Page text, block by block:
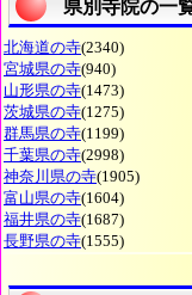
県別寺院の一
北海道の寺(2340)
宮城県の寺(940)
山形県の寺(1473)
茨城県の寺(1275)
群馬県の寺(1199)
千葉県の寺(2998)
神奈川県の寺(1905)
富山県の寺(1604)
福井県の寺(1687)
長野県の寺(1555)